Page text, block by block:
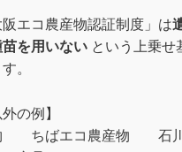
エコ農産物認証制度」は
を用いない という
上乗
。
の例】
物 ちばエコ農産物 石川